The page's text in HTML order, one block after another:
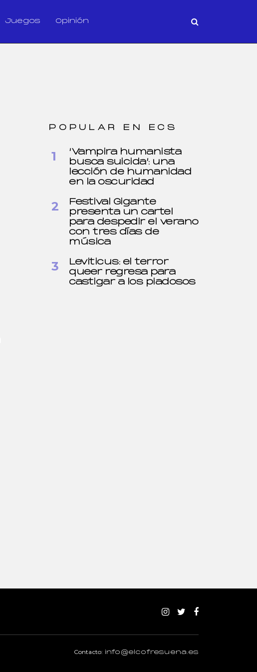
Juegos Opinión
POPULAR EN ECS
‘Vampira humanista
busca suicida’: una
lección de humanidad
en la oscuridad
Festival Gigante
presenta un cartel
para despedir el verano
con tres días de
música
Leviticus: el terror
queer regresa para
castigar a los piadosos
Contacto: info@elcofresuena.es